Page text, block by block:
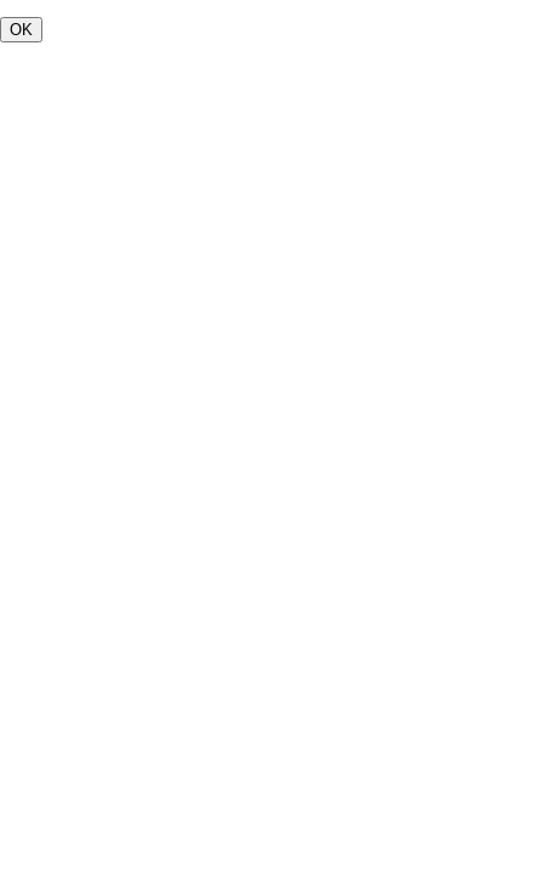
OK